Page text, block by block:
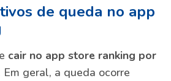
de queda no app
cair no app store ranking por
Em geral, a queda ocorre